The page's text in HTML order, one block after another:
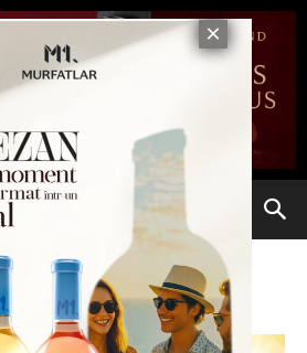
fizica
fizica